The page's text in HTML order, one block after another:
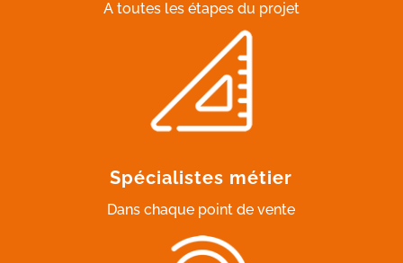
A toutes les étapes du projet
Spécialistes métier
Dans chaque point de vente